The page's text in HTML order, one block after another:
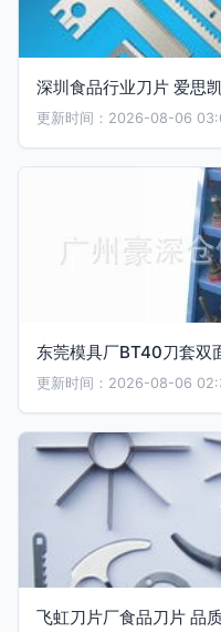
深圳食品行业刀片 爱思
更新时间：2026-08-06
东莞模具厂BT40刀套双
更新时间：2026-08-06
飞虹刀片厂食品刀片 品